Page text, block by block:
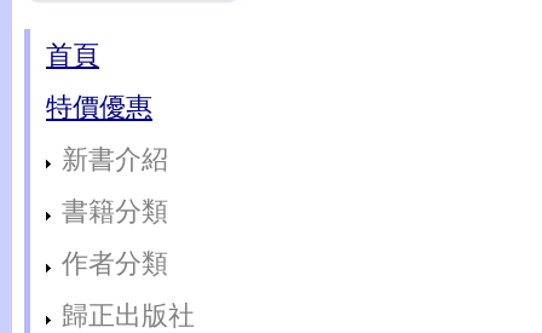
首頁
特價優惠
新書介紹
書籍分類
作者分類
歸正出版社